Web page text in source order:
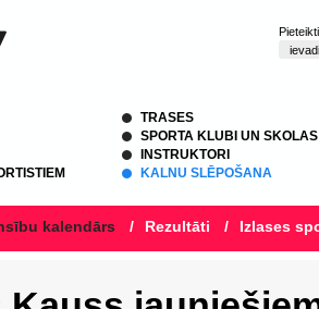
TRASES
SPORTA KLUBI UN SKOLAS
INSTRUKTORI
KALNU SLĒPOŠANA
kalendārs / Rezultāti / Izlases